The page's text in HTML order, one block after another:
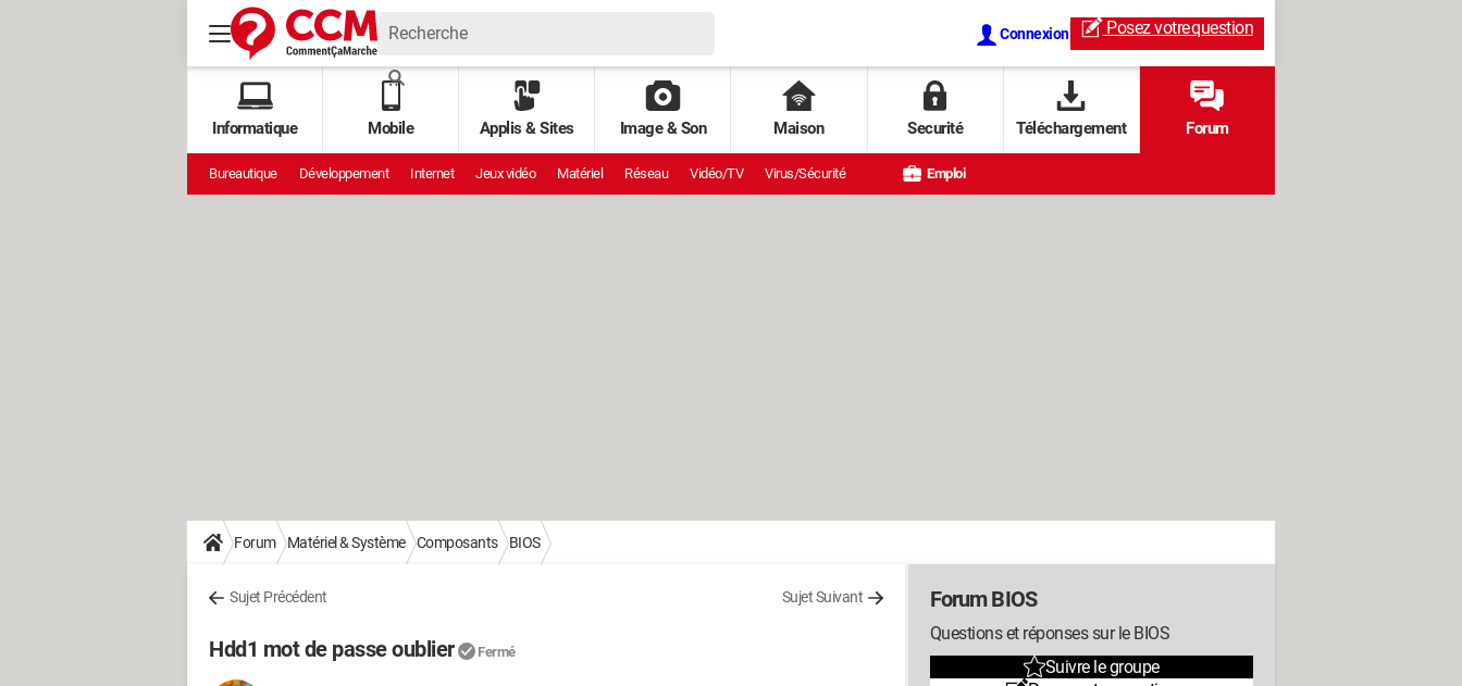
Connexion Posez votrequestion
Informatique Mobile Applis & Sites Image & Son Maison Securité Téléchargement Forum
Bureautique Développement Internet Jeux vidéo Matériel Réseau Vidéo/TV Virus/Sécurité Emploi
Forum Matériel & Système Composants BIOS
Sujet Précédent Sujet Suivant
Hdd1 mot de passe oublier Fermé
Forum BIOS
Questions et réponses sur le BIOS
Suivre le groupe